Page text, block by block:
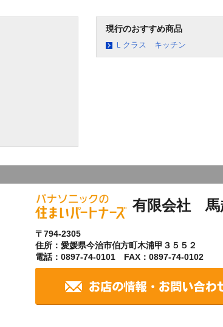
現行のおすすめ商品
Ｌクラス キッチン
有限会社 馬
〒794-2305
住所：愛媛県今治市伯方町木浦甲３５５２
電話：0897-74-0101 FAX：0897-74-0102